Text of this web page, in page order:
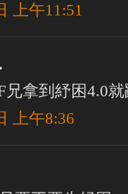
上午11:51
兄拿到紓困4.0
上午8:36